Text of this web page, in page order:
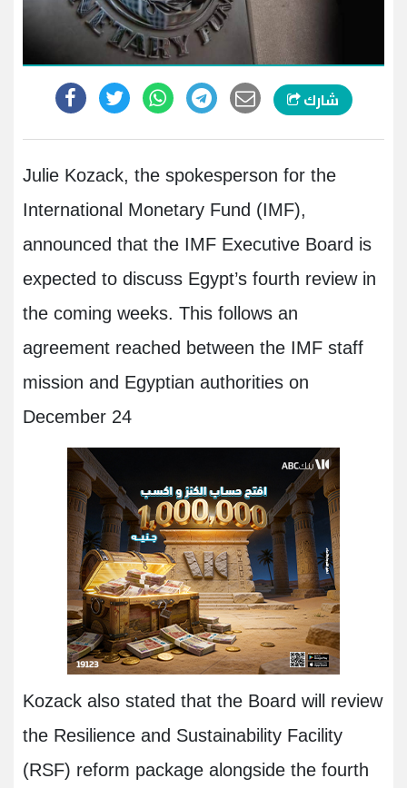
شارك
Julie Kozack, the spokesperson for the
International Monetary Fund (IMF),
announced that the IMF Executive Board is
expected to discuss Egypt’s fourth review in
the coming weeks. This follows an
agreement reached between the IMF staff
mission and Egyptian authorities on
December 24
Kozack also stated that the Board will review
the Resilience and Sustainability Facility
(RSF) reform package alongside the fourth